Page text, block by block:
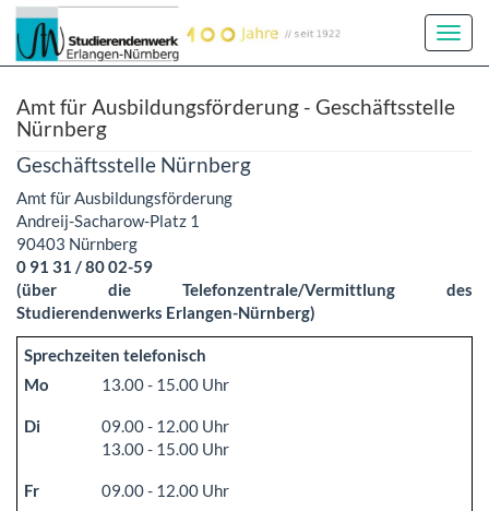
Amt für Ausbildungsförderung - Geschäftsstelle
Nürnberg
Geschäftsstelle Nürnberg
Amt für Ausbildungsförderung
Andreij-Sacharow-Platz 1
90403 Nürnberg
0 91 31 / 80 02-59
(über die Telefonzentrale/Vermittlung des
Studierendenwerks Erlangen-Nürnberg)
Sprechzeiten telefonisch
Mo
13.00 - 15.00 Uhr
Di
09.00 - 12.00 Uhr
13.00 - 15.00 Uhr
Fr 09.00 - 12.00 Uhr